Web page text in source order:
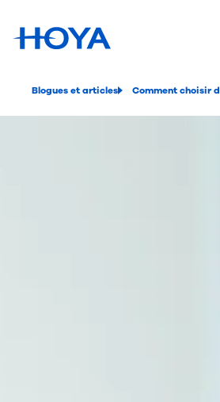
Blogues et articles